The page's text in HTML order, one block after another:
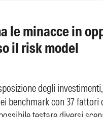
le minacce in
il risk model
degli
benchmark con 37 fattori